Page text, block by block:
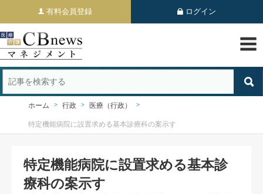
有料会員登録 ログイン
ホーム 行政 医療（行政）
特定機能病院に設置求める基本診療科の案示す
特定機能病院に設置求める基本診
療科の案示す